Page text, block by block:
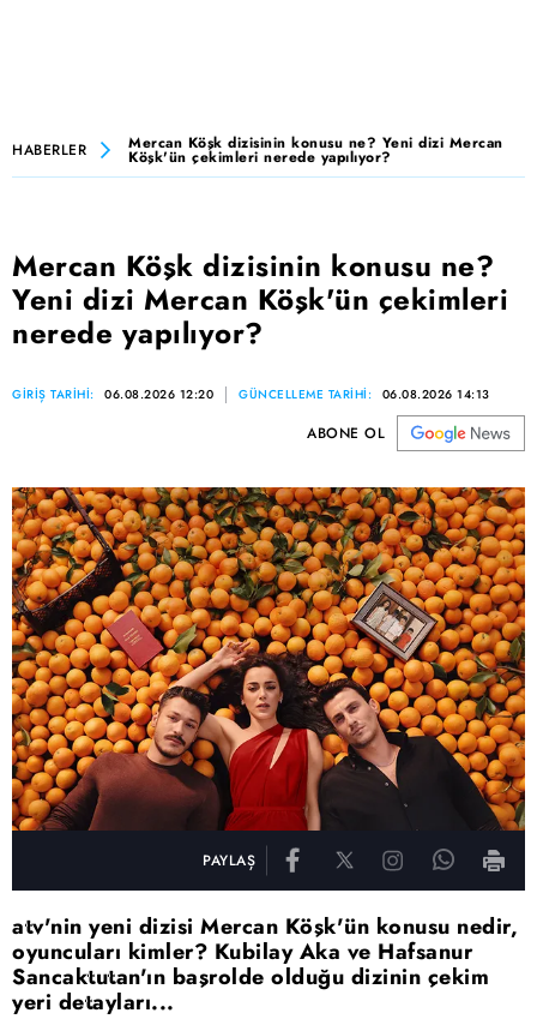
HABERLER Mercan Köşk dizisinin konusu ne? Yeni dizi Mercan
Köşk'ün çekimleri nerede yapılıyor?
Mercan Köşk dizisinin konusu ne?
Yeni dizi Mercan Köşk'ün çekimleri
nerede yapılıyor?
GİRİŞ TARİHİ: 06.08.2026 12:20 GÜNCELLEME TARİHİ: 06.08.2026 14:13
ABONE OL
PAYLAŞ
atv'nin yeni dizisi Mercan Köşk'ün konusu nedir,
oyuncuları kimler? Kubilay Aka ve Hafsanur
Sancaktutan'ın başrolde olduğu dizinin çekim
yeri detayları...